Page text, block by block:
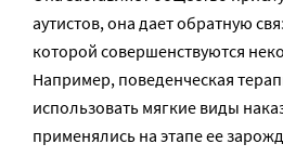
аутистов, она дает обратную
которой совершенствуются
Например, поведенческая
использовать мягкие виды
применялись на этапе ее